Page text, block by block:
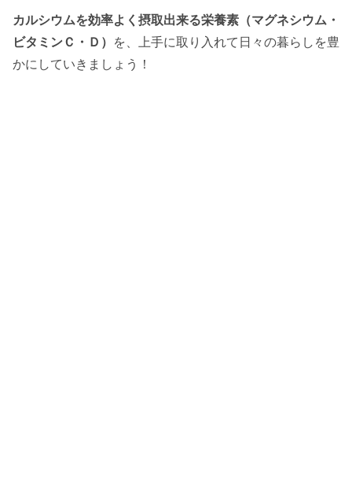
カルシウムを効率よく摂取出来る栄養素（マグネシウム・
ビタミンＣ・Ｄ）
を、上手に取り入れて日々の暮らしを豊
かにしていきましょう！